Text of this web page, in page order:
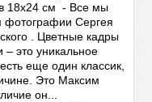
18х24 см - Все мы
Сергея
. Цветные кадры
– это уникальное
еще один классик,
Это Максим
он...